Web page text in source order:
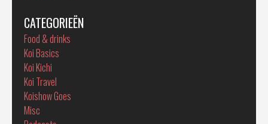
CATEGORIEËN
Food & drinks
Koi Basics
Koi Kichi
Koi Travel
Koishow Goes
Misc